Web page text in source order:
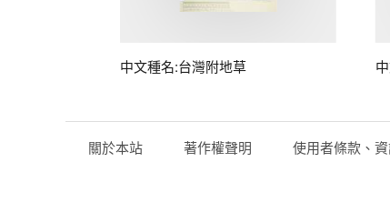
中文種名:台灣附地草
關於本站 著作權聲明 使用者條款、